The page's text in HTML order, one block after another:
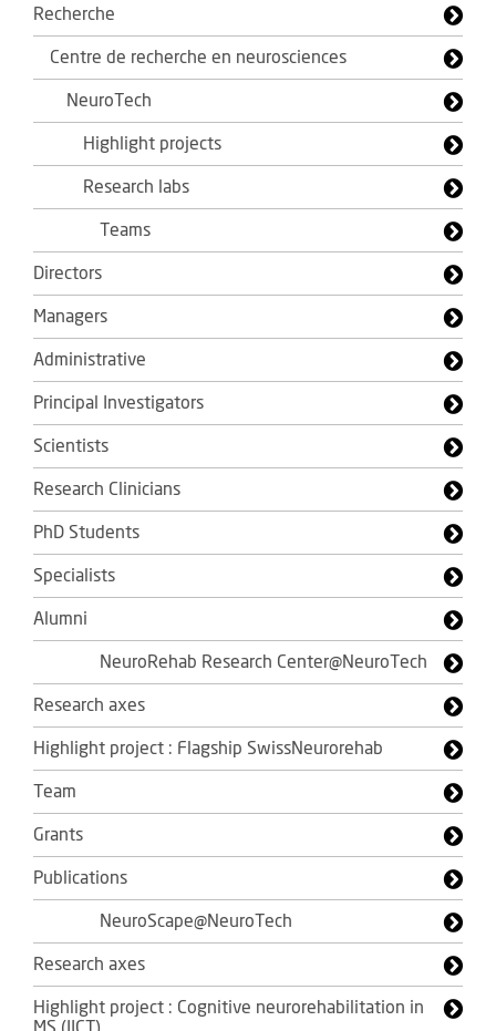
Recherche
Centre de recherche en neurosciences
NeuroTech
Highlight projects
Research labs
Teams
Directors
Managers
Administrative
Principal Investigators
Scientists
Research Clinicians
PhD Students
Specialists
Alumni
NeuroRehab Research Center@NeuroTech
Research axes
Highlight project : Flagship SwissNeurorehab
Team
Grants
Publications
NeuroScape@NeuroTech
Research axes
Highlight project : Cognitive neurorehabilitation in